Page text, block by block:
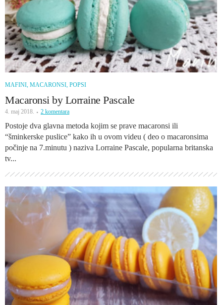
MAFINI, MACARONSI, POPSI
Macaronsi by Lorraine Pascale
4. maj 2018. 2 komentara
Postoje dva glavna metoda kojim se prave macaronsi ili
“šminkerske puslice” kako ih u ovom videu ( deo o macaronsima
počinje na 7.minutu ) naziva Lorraine Pascale, popularna britanska
tv...